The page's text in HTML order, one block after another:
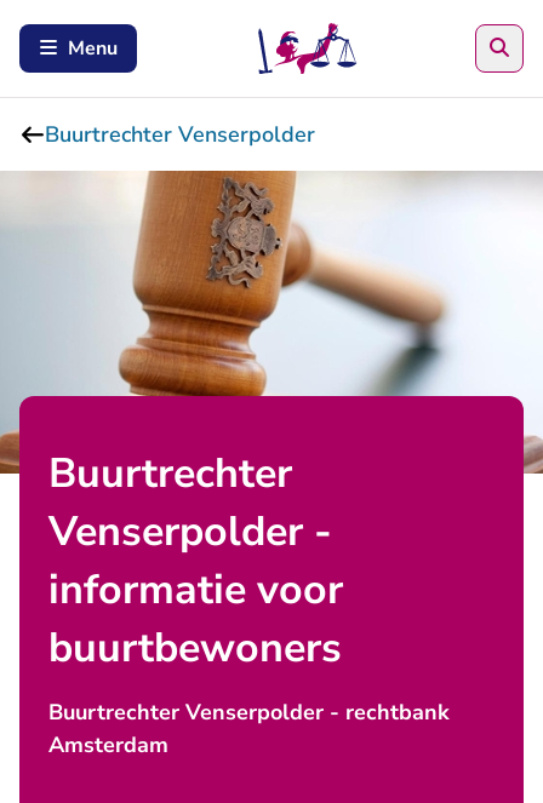
Menu
Buurtrechter Venserpolder
Buurtrechter
Venserpolder -
informatie voor
buurtbewoners
Buurtrechter Venserpolder - rechtbank
Amsterdam